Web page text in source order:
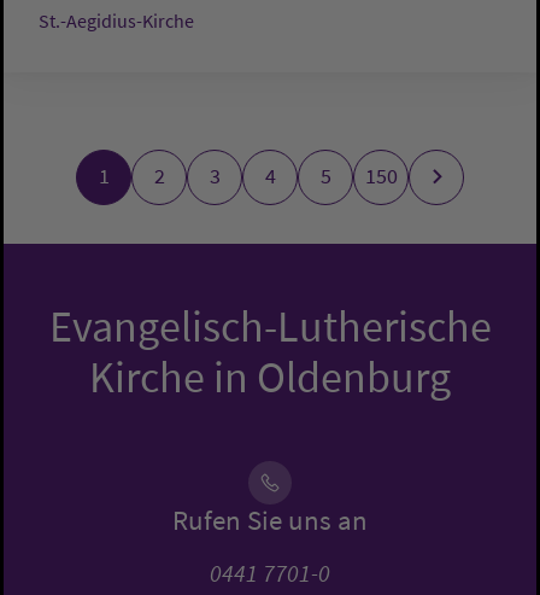
St.-Aegidius-Kirche
1 2 3 4 5 150
Evangelisch-Lutherische
Kirche in Oldenburg
Rufen Sie uns an
0441 7701-0